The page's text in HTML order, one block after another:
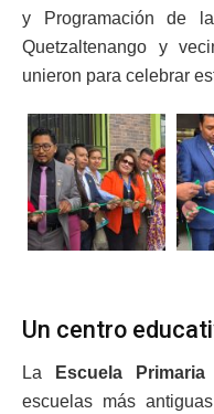
y Programación de
Quetzaltenango y
unieron para celebrar
Un centro
La Escuela
escuelas más